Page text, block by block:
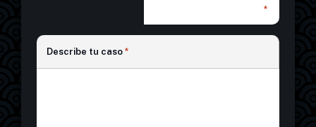
*
Describe tu caso *